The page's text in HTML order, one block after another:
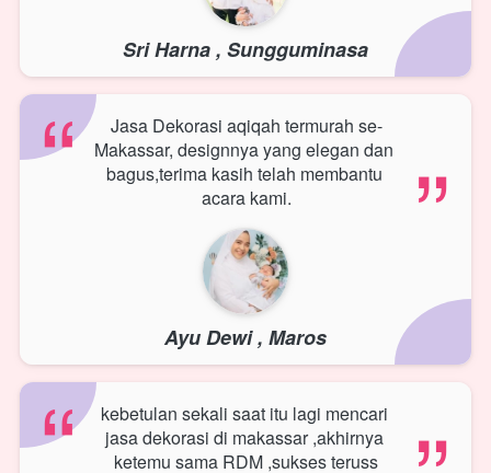
Sri Harna , Sungguminasa
“
Jasa Dekorasi aqiqah termurah se-
Makassar, designnya yang elegan dan
bagus,terima kasih telah membantu
acara kami.
“
Ayu Dewi , Maros
“
kebetulan sekali saat itu lagi mencari
jasa dekorasi di makassar ,akhirnya
ketemu sama RDM ,sukses teruss
“